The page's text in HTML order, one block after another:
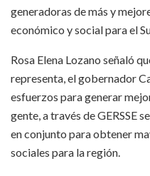
generadoras de más y
económico y social para el
Rosa Elena Lozano señaló
representa, el gobernador
esfuerzos para generar
gente, a través de GERSSE
en conjunto para obtener
sociales para la región.